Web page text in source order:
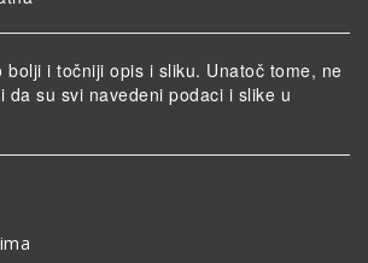
bolji i točniji opis i sliku. Unatoč tome, ne
da su svi navedeni podaci i slike u